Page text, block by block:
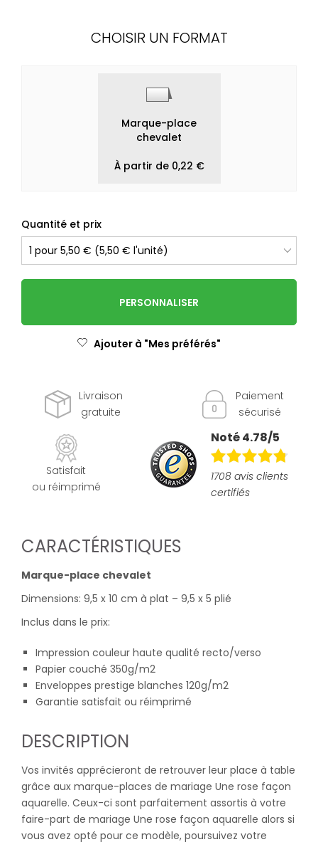
CHOISIR UN FORMAT
Marque-place
chevalet
À partir de 0,22 €
Quantité et prix
PERSONNALISER
Ajouter à "Mes préférés"
Livraison
gratuite
Paiement
sécurisé
Satisfait
ou réimprimé
Noté 4.78/5
1708 avis clients
certifiés
CARACTÉRISTIQUES
Marque-place chevalet
Dimensions: 9,5 x 10 cm à plat – 9,5 x 5 plié
Inclus dans le prix:
Impression couleur haute qualité recto/verso
Papier couché 350g/m2
Enveloppes prestige blanches 120g/m2
Garantie satisfait ou réimprimé
DESCRIPTION
Vos invités apprécieront de retrouver leur place à table
grâce aux marque-places de mariage Une rose façon
aquarelle. Ceux-ci sont parfaitement assortis à votre
faire-part de mariage Une rose façon aquarelle alors si
vous avez opté pour ce modèle, poursuivez votre